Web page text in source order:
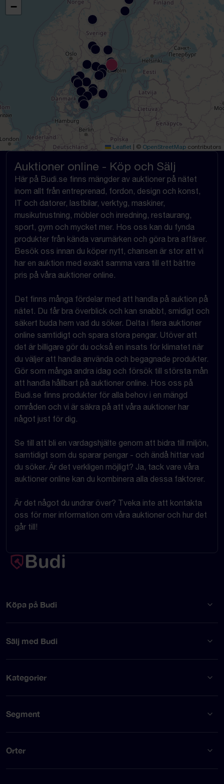
−
Leaflet © OpenStreetMap contributors
Auktioner online - Köp och Sälj
Här på Budi.se finns mängder av auktioner på nätet
inom allt från entreprenad, fordon, design och konst,
IT och datorer, lastbilar, verktyg, maskiner,
musikutrustning, möbler och inredning, restaurang,
sport, gym och mycket mer. Hos oss kan du fynda
produkter från kända varumärken och göra bra affärer.
Besök oss innan du köper nytt, chansen är stor att vi
har en auktion med exakt samma vara till ett bättre
pris på våra auktioner online.
Det finns många fördelar med att handla på auktion på
nätet. Du får bra överblick och kan snabbt, smidigt och
säkert buda hem vad du söker. Delta i flera auktioner
online samtidigt och spara stora pengar. Utöver att
det är billigare gör du också en insats för klimatet när
du väljer att handla använda och begagnade produkter.
Gör som många andra idag och försök till största mån
att handla hållbart på auktioner online. Hos oss på
Budi.se finns produkter för alla behov i en mängd
områden och vi är säkra på att våra auktioner har
något just för dig.
Se till att bli en vardagshjälte genom att bidra till miljön,
samtidigt som du sparar pengar - och ändå hittar vad
du söker. Är det verkligen möjligt? Ja, tack vare våra
auktioner online kan du kombinera alla dessa faktorer.
Är det något du undrar över? Tveka inte att kontakta
oss för mer information om våra auktioner och hur det
går till!
Köpa på Budi
Sälj med Budi
Kategorier
Segment
Orter